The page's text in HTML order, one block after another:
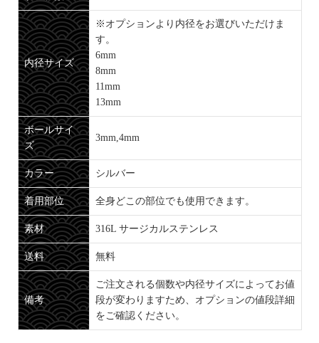
内径サイズ
※オプションより内径をお選びいただけま
す。
6mm
8mm
11mm
13mm
ボールサイ
ズ
3mm,4mm
カラー シルバー
着用部位 全身どこの部位でも使用できます。
素材 316L サージカルステンレス
送料 無料
備考
ご注文される個数や内径サイズによってお値
段が変わりますため、オプションの値段詳細
をご確認ください。